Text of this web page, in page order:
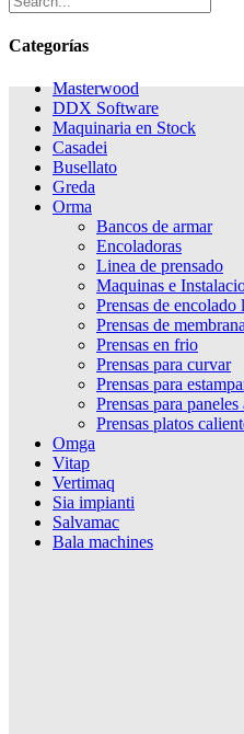
Categorías
Masterwood
DDX Software
Maquinaria en Stock
Casadei
Busellato
Greda
Orma
Bancos de armar
Encoladoras
Linea de prensado
Maquinas e
Prensas de encolado
Prensas de membrana
Prensas en frio
Prensas para curvar
Prensas para
Prensas para
Prensas platos
Omga
Vitap
Vertimaq
Sia impianti
Salvamac
Bala machines